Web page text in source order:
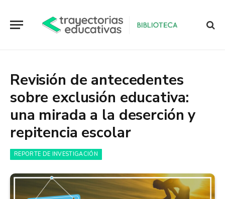
Revisión de antecedentes
sobre exclusión educativa:
una mirada a la deserción y
repitencia escolar
REPORTE DE INVESTIGACIÓN